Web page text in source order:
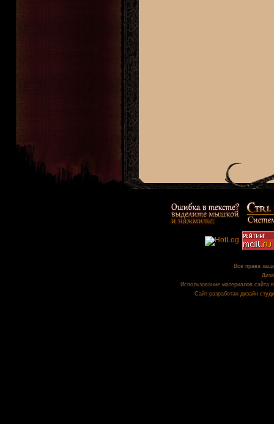
Все права
Использование материалов сайта
Сайт разработан дизайн-